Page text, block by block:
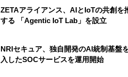
ZETAアライアンス、AIとIoTの共創を
する 「Agentic IoT Lab」を設立
NRIセキュア、独自開発のAI統制基盤
入したSOCサービスを運用開始